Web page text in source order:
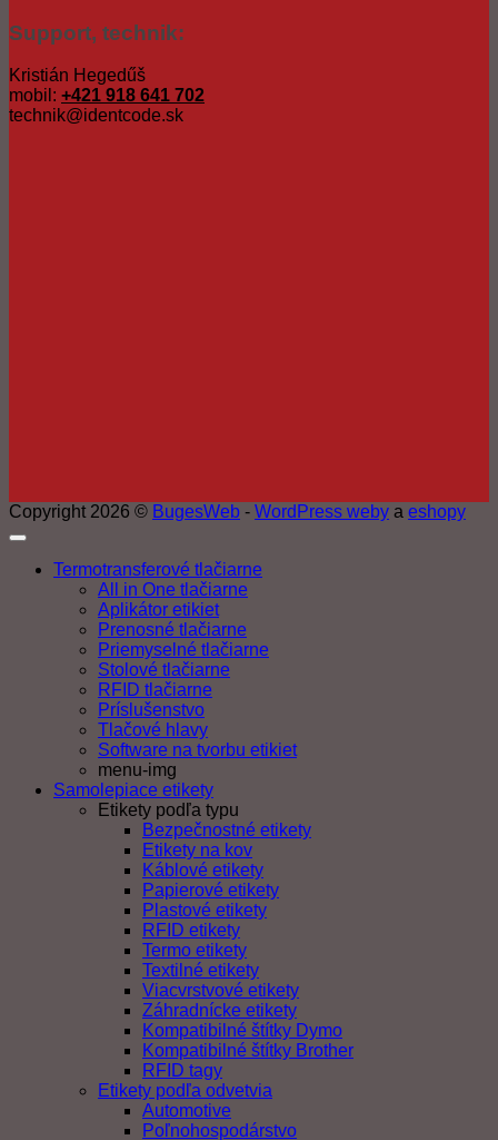
Support, technik:
Kristián Hegedűš
mobil: +421 918 641 702
technik@identcode.sk
Copyright 2026 © BugesWeb - WordPress weby a eshopy
Termotransferové tlačiarne
All in One tlačiarne
Aplikátor etikiet
Prenosné tlačiarne
Priemyselné tlačiarne
Stolové tlačiarne
RFID tlačiarne
Príslušenstvo
Tlačové hlavy
Software na tvorbu etikiet
menu-img
Samolepiace etikety
Etikety podľa typu
Bezpečnostné etikety
Etikety na kov
Káblové etikety
Papierové etikety
Plastové etikety
RFID etikety
Termo etikety
Textilné etikety
Viacvrstvové etikety
Záhradnícke etikety
Kompatibilné štítky Dymo
Kompatibilné štítky Brother
RFID tagy
Etikety podľa odvetvia
Automotive
Poľnohospodárstvo